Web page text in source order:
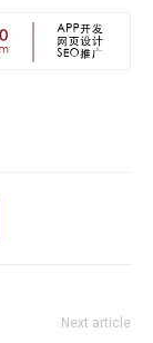
Next article